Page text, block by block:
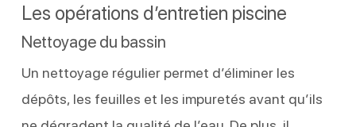
Les opérations d’entretien piscine
Nettoyage du bassin
Un nettoyage régulier permet d’éliminer les
dépôts, les feuilles et les impuretés avant qu’ils